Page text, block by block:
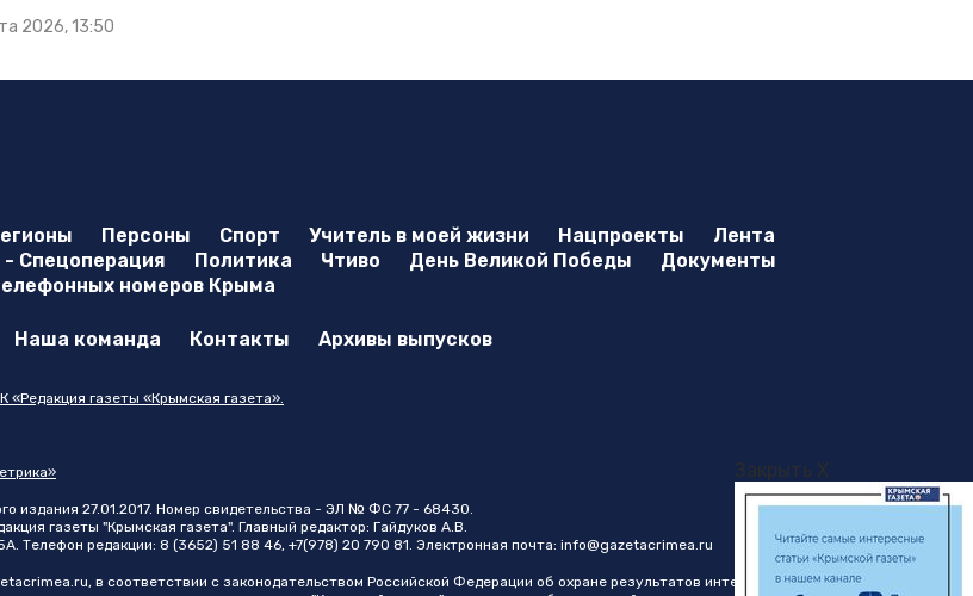
2026, 13:50
Закрыть X
Персоны Спорт Учитель в моей жизни Нацпроекты
Лента
- Спецоперация Политика Чтиво День Великой Победы
Документы
номеров Крыма
Наша команда Контакты Архивы выпусков
газеты «Крымская газета».
издания 27.01.2017. Номер свидетельства - ЭЛ № ФС 77 - 68430.
газеты "Крымская газета". Главный редактор: Гайдуков А.В.
Телефон редакции: 8 (3652) 51 88 46, +7(978) 20 790 81. Электронная почта: info@gazetacrimea.ru
, в соответствии с законодательством Российской Федерации об охране результатов интеллектуальной